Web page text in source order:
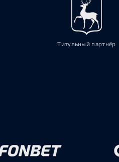
Титульный партнёр